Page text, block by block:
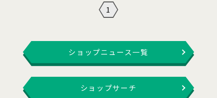
1
ショップニュース一覧
ショップサーチ